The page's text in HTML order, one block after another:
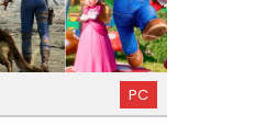
PC